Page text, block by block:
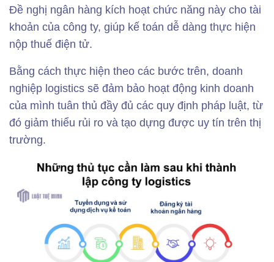
Đề nghị ngân hàng kích hoạt chức năng này cho tài
khoản của công ty, giúp kế toán dễ dàng thực hiện
nộp thuế điện tử.
Bằng cách thực hiện theo các bước trên, doanh
nghiệp logistics sẽ đảm bảo hoạt động kinh doanh
của mình tuân thủ đầy đủ các quy định pháp luật, từ
đó giảm thiểu rủi ro và tạo dựng được uy tín trên thị
trường.